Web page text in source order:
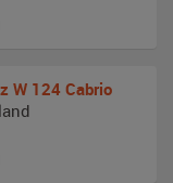
W 124 Cabrio